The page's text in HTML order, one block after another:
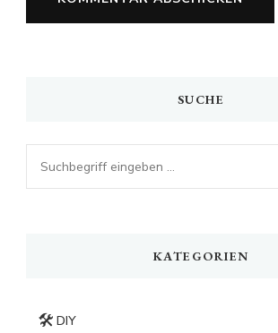
SUCHE
Looking
for
KATEGORIEN
🛠️ DIY